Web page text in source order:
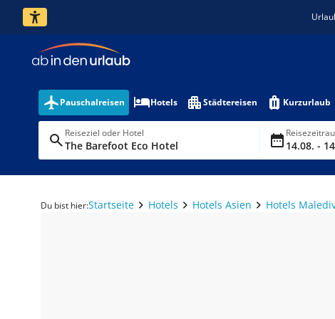
Pauschalreisen Hotels Städtereisen Kurzurlaub
Reiseziel oder Hotel
The Barefoot Eco Hotel 14.08. -
Du bist hier:Startseite Hotels Hotels Asien Hotels